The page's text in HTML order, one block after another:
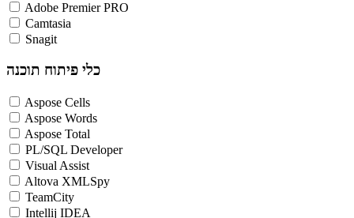
Adobe Premier PRO
Camtasia
Snagit
כלי פיתוח תוכנה
Aspose Cells
Aspose Words
Aspose Total
PL/SQL Developer
Visual Assist
Altova XMLSpy
TeamCity
Intellij IDEA